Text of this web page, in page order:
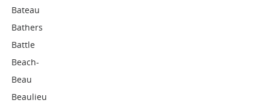
Bateau
Bathers
Battle
Beach-
Beau
Beaulieu